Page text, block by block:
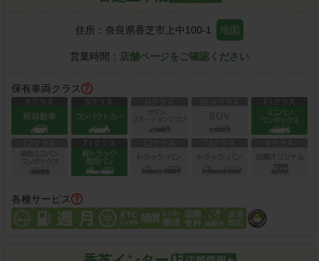
住所： 奈良県香芝市上中100-1 地図
営業時間： 店舗ページをご確認ください
保有車両クラス
各種サービス